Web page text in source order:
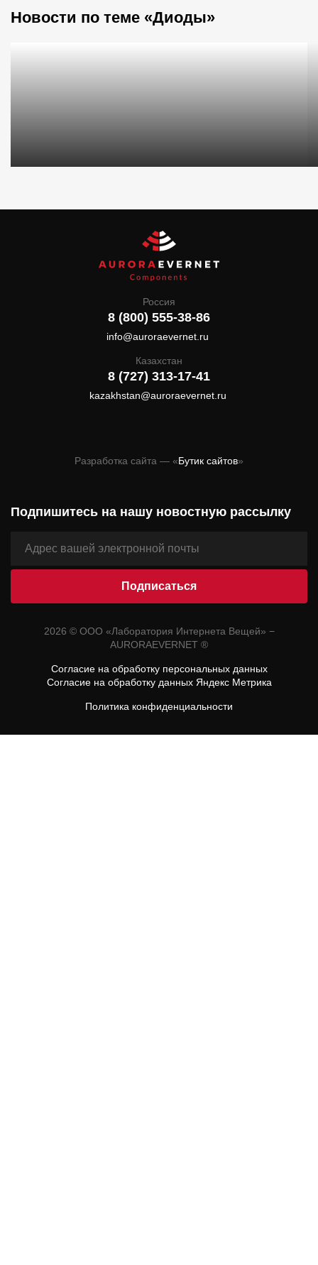
Новости по теме «Диоды»
Россия
8 (800) 555-38-86
info@auroraevernet.ru
Казахстан
8 (727) 313-17-41
kazakhstan@auroraevernet.ru
Разработка сайта — «Бутик сайтов»
Подпишитесь на нашу новостную рассылку
2026 © ООО «Лаборатория Интернета Вещей» −
AURORAEVERNET ®
Согласие на обработку персональных данных
Согласие на обработку данных Яндекс Метрика
Политика конфиденциальности